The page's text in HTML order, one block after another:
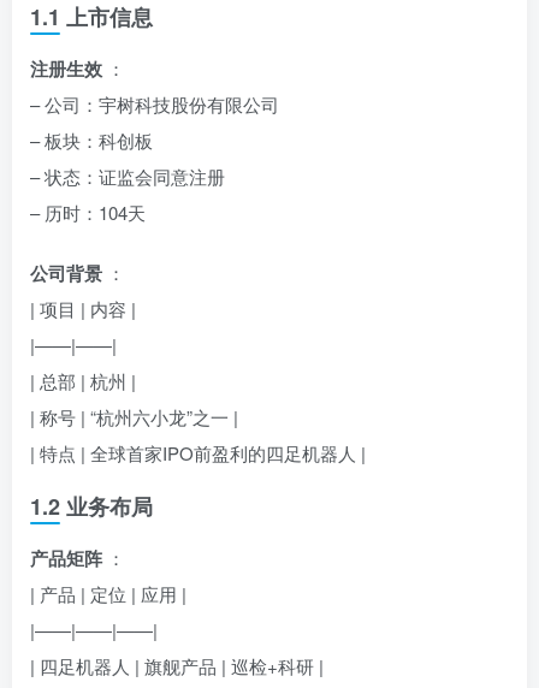
1.1 上市信息
注册生效 ：
– 公司：宇树科技股份有限公司
– 板块：科创板
– 状态：证监会同意注册
– 历时：104天
公司背景 ：
| 项目 | 内容 |
|——|——|
| 总部 | 杭州 |
| 称号 | “杭州六小龙”之一 |
| 特点 | 全球首家IPO前盈利的四足机器人 |
1.2 业务布局
产品矩阵 ：
| 产品 | 定位 | 应用 |
|——|——|——|
| 四足机器人 | 旗舰产品 | 巡检+科研 |